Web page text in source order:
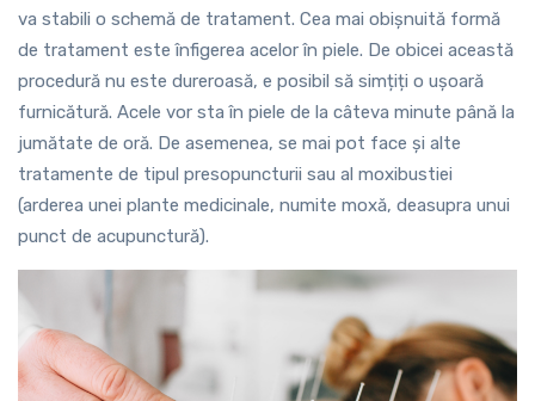
va stabili o schemă de tratament. Cea mai obișnuită formă
de tratament este înfigerea acelor în piele. De obicei această
procedură nu este dureroasă, e posibil să simțiți o ușoară
furnicătură. Acele vor sta în piele de la câteva minute până la
jumătate de oră. De asemenea, se mai pot face și alte
tratamente de tipul presopuncturii sau al moxibustiei
(arderea unei plante medicinale, numite moxă, deasupra unui
punct de acupunctură).